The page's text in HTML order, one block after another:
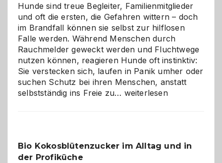
Hunde sind treue Begleiter, Familienmitglieder
und oft die ersten, die Gefahren wittern – doch
im Brandfall können sie selbst zur hilflosen
Falle werden. Während Menschen durch
Rauchmelder geweckt werden und Fluchtwege
nutzen können, reagieren Hunde oft instinktiv:
Sie verstecken sich, laufen in Panik umher oder
suchen Schutz bei ihren Menschen, anstatt
selbstständig ins Freie zu… Wenn
Gefahr
weiterlesen
Bio Kokosblütenzucker im Alltag und in
der Profiküche